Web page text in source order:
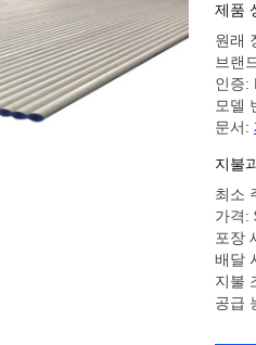
제품
원래
브랜
인증:
모델
문서:
지불
최소
가격:
포장
배달
지불
공급